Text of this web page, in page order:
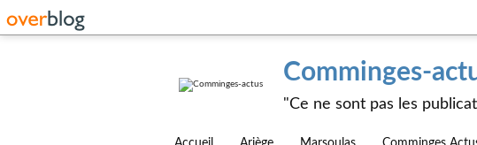
Comminges-
"Ce ne sont pas les